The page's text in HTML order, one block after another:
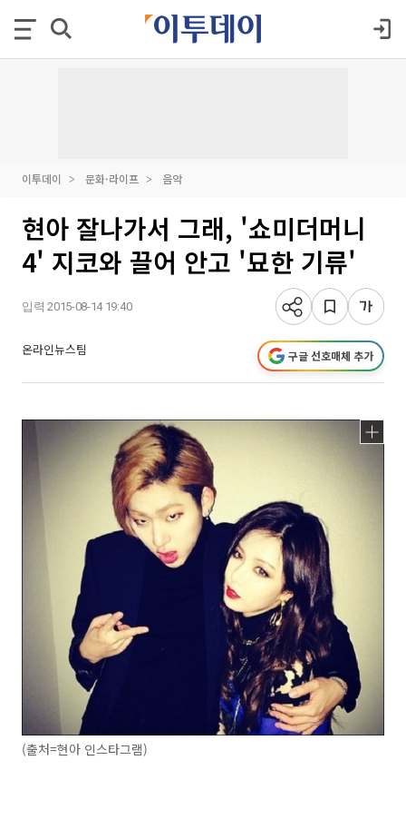
이투데이 문화·라이프 음악
현아 잘나가서 그래, '쇼미더머니
4' 지코와 끌어 안고 '묘한 기류'
입력 2015-08-14 19:40
온라인뉴스팀 구글 선호매체 추가
(출처=현아 인스타그램)